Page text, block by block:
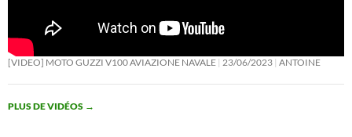
[VIDEO] MOTO GUZZI V100 AVIAZIONE NAVALE 23/06/2023 ANTOINE
PLUS DE VIDÉOS →